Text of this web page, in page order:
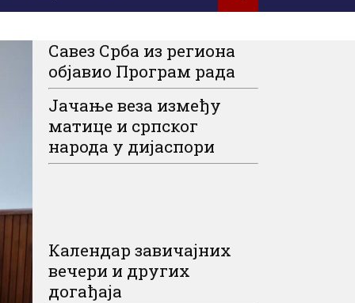
Савез Срба из региона
објавио Програм рада
Јачање веза између
матице и српског
народа у дијаспори
Календар завичајних
вечери и других
догађаја